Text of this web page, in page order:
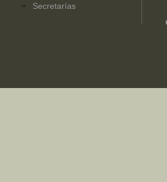
Secretarías